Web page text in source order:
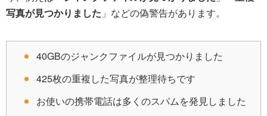
写真が見つかりました 」などの偽警告があります。
40GBのジャンクファイルが見つかりました
425枚の重複した写真が整理待ちです
お使いの携帯電話は多くのスパムを発見しました